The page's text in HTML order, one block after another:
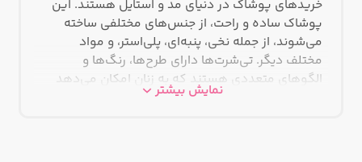
خریدهای پوشاک در دنیای مد و استایل هستند. این
پوشاک ساده و راحت، از جنس‌های مختلفی ساخته
می‌شوند، از جمله نخی، پنبه‌ای، پلی‌استر، و مواد
مختلف دیگر. تی‌شرت‌ها دارای طرح‌ها، رنگ‌ها و
الگوهای متعددی هستند که به زنان امکان می‌دهد
سبک خود را بیان کرده و از آنها به عنوان یک ابزار برای
نمایش بیشتر